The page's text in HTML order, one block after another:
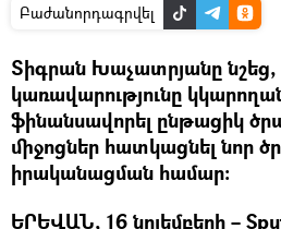
Բաժանորդագրվել
Տիգրան Խաչատրյանը նշեց,
կառավարությունը
ֆինանսավորել ընթացիկ
միջոցներ հատկացնել նոր
իրականացման համար։
ԵՐԵՎԱՆ, 16 նոյեմբերի –